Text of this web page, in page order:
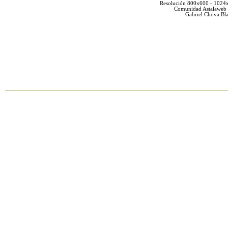
Resolución 800x600 -
Comunidad
Gabriel Chova